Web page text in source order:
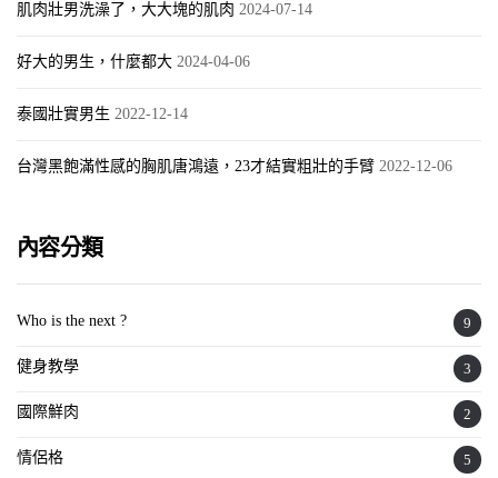
肌肉壯男洗澡了，大大塊的肌肉 2024-07-14
好大的男生，什麼都大 2024-04-06
泰國壯實男生 2022-12-14
台灣黑飽滿性感的胸肌唐鴻遠，23才結實粗壯的手臂 2022-12-06
內容分類
Who is the next ? 9
健身教學 3
國際鮮肉 2
情侶格 5